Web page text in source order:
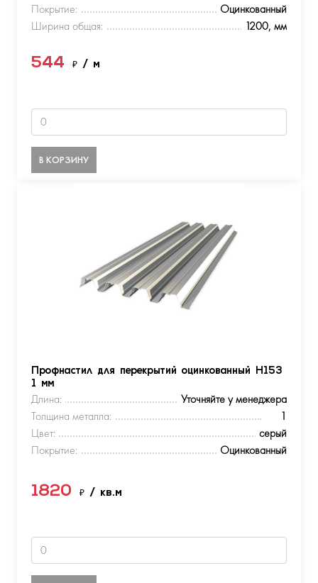
Покрытие:
Оцинкованный
Ширина общая:
1200, мм
544 ₽ / м
В КОРЗИНУ
Профнастил для перекрытий оцинкованный Н153
1 мм
Длина:
Уточняйте у менеджера
Толщина металла:
1
Цвет:
серый
Покрытие:
Оцинкованный
1820 ₽ / кв.м